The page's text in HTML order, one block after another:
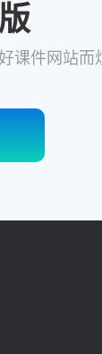
课件网站而